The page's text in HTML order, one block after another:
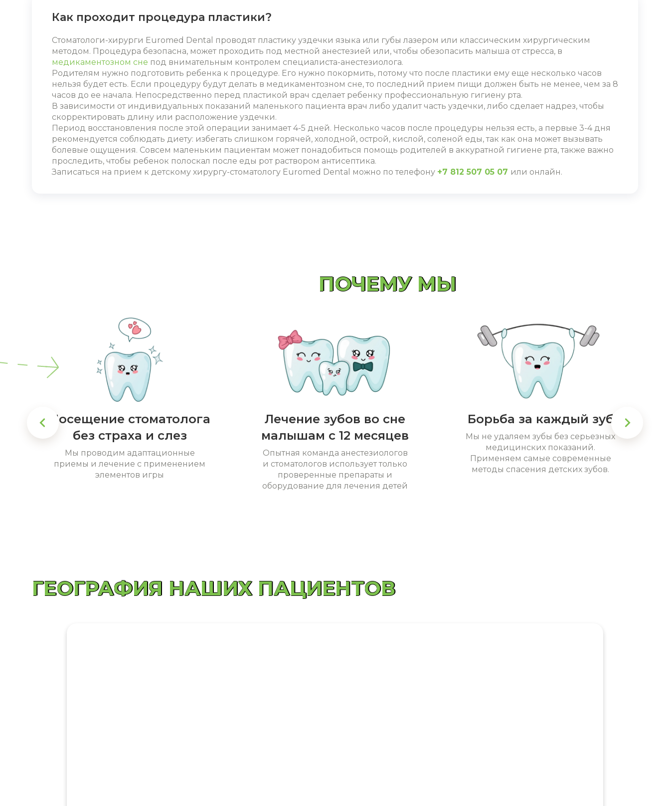
Как проходит процедура пластики?
Стоматологи-хирурги Euromed Dental проводят пластику уздечки языка или губы лазером или классическим хирургическим
методом. Процедура безопасна, может проходить под местной анестезией или, чтобы обезопасить малыша от стресса, в
медикаментозном сне под внимательным контролем специалиста-анестезиолога.
Родителям нужно подготовить ребенка к процедуре. Его нужно покормить, потому что после пластики ему еще несколько часов
нельзя будет есть. Если процедуру будут делать в медикаментозном сне, то последний прием пищи должен быть не менее, чем за 8
часов до ее начала. Непосредственно перед пластикой врач сделает ребенку профессиональную гигиену рта.
В зависимости от индивидуальных показаний маленького пациента врач либо удалит часть уздечки, либо сделает надрез, чтобы
скорректировать длину или расположение уздечки.
Период восстановления после этой операции занимает 4-5 дней. Несколько часов после процедуры нельзя есть, а первые 3-4 дня
рекомендуется соблюдать диету: избегать слишком горячей, холодной, острой, кислой, соленой еды, так как она может вызывать
болевые ощущения. Совсем маленьким пациентам может понадобиться помощь родителей в аккуратной гигиене рта, также важно
проследить, чтобы ребенок полоскал после еды рот раствором антисептика.
Записаться на прием к детскому хирургу-стоматологу Euromed Dental можно по телефону +7 812 507 05 07 или онлайн.
ПОЧЕМУ МЫ
Посещение стоматолога
без страха и слез
Мы проводим адаптационные
приемы и лечение с применением
элементов игры
Лечение зубов во сне
малышам с 12 месяцев
Опытная команда анестезиологов
и стоматологов использует только
проверенные препараты и
оборудование для лечения детей
Борьба за каждый зуб
Мы не удаляем зубы без серьезных
медицинских показаний.
Применяем самые современные
методы спасения детских зубов.
ГЕОГРАФИЯ НАШИХ ПАЦИЕНТОВ